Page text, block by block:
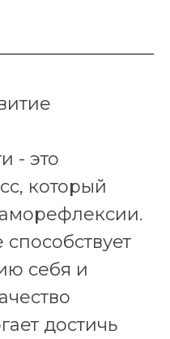
- это
который
себя и
достичь